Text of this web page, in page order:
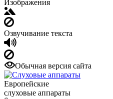
Изображения
Озвучивание текста
Обычная версия сайта
Европейские
слуховые аппараты